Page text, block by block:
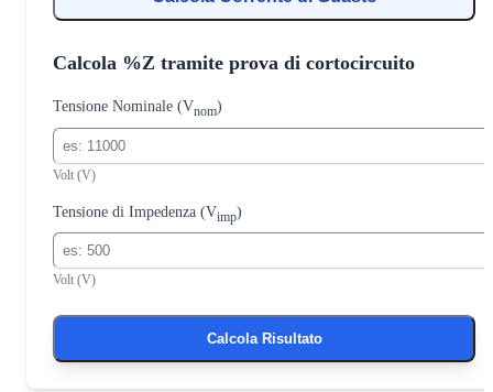
Calcola %Z tramite prova di cortocircuito
Tensione Nominale (Vnom)
Volt (V)
Tensione di Impedenza (Vimp)
Volt (V)
Calcola Risultato